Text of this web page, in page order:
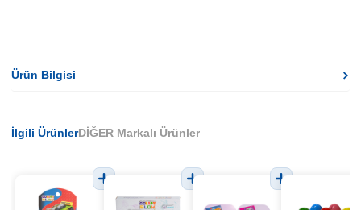
Ürün Bilgisi
İlgili ÜrünlerDİĞER Markalı Ürünler